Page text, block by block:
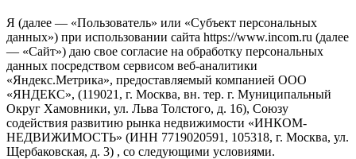
Я (далее — «Пользователь» или «Субъект персональных
данных») при использовании сайта https://www.incom.ru (далее
— «Сайт») даю свое согласие на обработку персональных
данных посредством сервисом веб-аналитики
«Яндекс.Метрика», предоставляемый компанией ООО
«ЯНДЕКС», (119021, г. Москва, вн. тер. г. Муниципальный
Округ Хамовники, ул. Льва Толстого, д. 16), Союзу
содействия развитию рынка недвижимости «ИНКОМ-
НЕДВИЖИМОСТЬ» (ИНН 7719020591, 105318, г. Москва, ул.
Щербаковская, д. 3) , со следующими условиями.